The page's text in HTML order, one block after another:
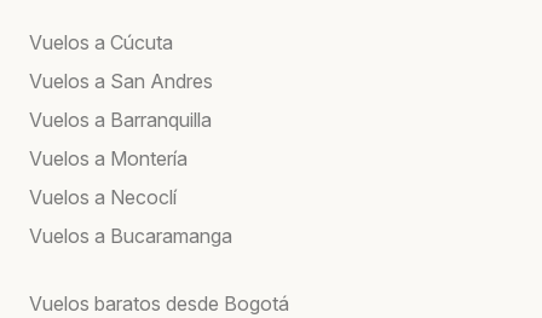
Vuelos a Cúcuta
Vuelos a San Andres
Vuelos a Barranquilla
Vuelos a Montería
Vuelos a Necoclí
Vuelos a Bucaramanga
Vuelos baratos desde Bogotá